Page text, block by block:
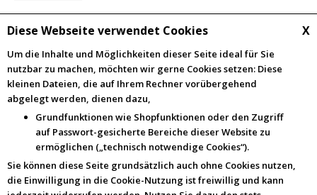
Diese Webseite verwendet Cookies X
Um die Inhalte und Möglichkeiten dieser Seite ideal für Sie
nutzbar zu machen, möchten wir gerne Cookies setzen: Diese
kleinen Dateien, die auf Ihrem Rechner vorübergehend
abgelegt werden, dienen dazu,
Grundfunktionen wie Shopfunktionen oder den Zugriff
auf Passwort-gesicherte Bereiche dieser Website zu
ermöglichen („technisch notwendige Cookies“).
Sie können diese Seite grundsätzlich auch ohne Cookies nutzen,
die Einwilligung in die Cookie-Nutzung ist freiwillig und kann
Bilder
ALLE BILDER
Aktuelles
Einladung zur Mitgliederversammlung 2026
Villinger-Hexenlied